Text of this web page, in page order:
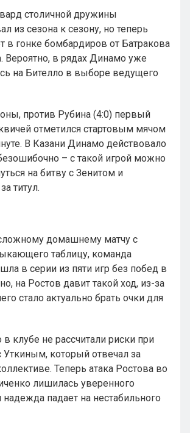
столичной дружины
из сезона к сезону, но теперь
в гонке бомбардиров от Батракова
Вероятно, в рядах Динамо уже
на Бителло в выборе ведущего
против Рубина (4:0) первый
отметился стартовым мячом
В Казани Динамо действовало
– с такой игрой можно
на битву с Зенитом и
титул.
домашнему матчу с
таблицу, команда
в серии из пяти игр без побед в
на Ростов давит такой ход, из-за
стало актуально брать очки для
в клубе не рассчитали риски при
Уткиным, который отвечал за
Теперь атака Ростова во
лишилась уверенного
надежда падает на нестабильного